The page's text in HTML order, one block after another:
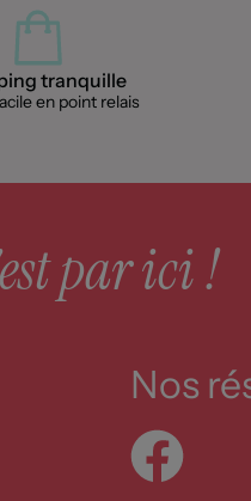
tranquille
en point relais
par ici !
Nos